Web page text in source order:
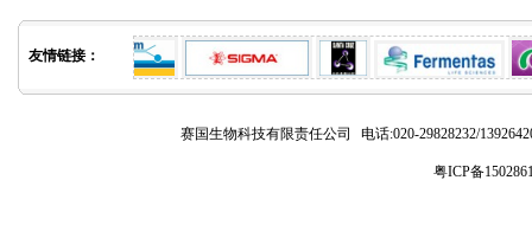
友情链接：
赛国生物科技有限责任公司 电话:020-29828232/
粤ICP备